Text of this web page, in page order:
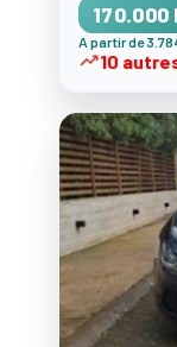
170.000
A partir de
10